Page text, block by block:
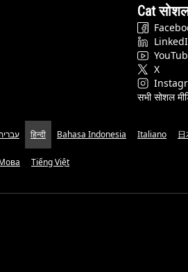
Cat
X
सभी सोशल
हिन्दी Bahasa Indonesia Italiano
Tiếng Việt